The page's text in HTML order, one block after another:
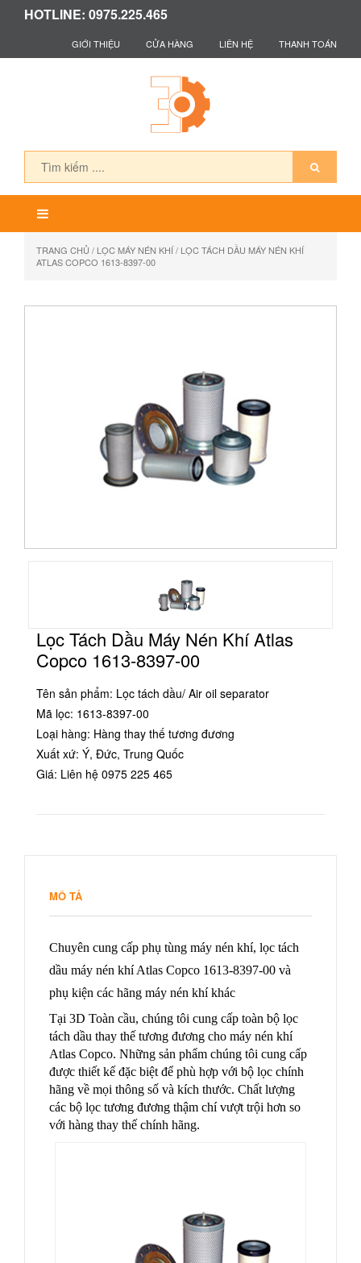
HOTLINE: 0975.225.465
GIỚI THIỆU CỬA HÀNG LIÊN HỆ THANH TOÁN
TRANG CHỦ / LỌC MÁY NÉN KHÍ/ LỌC TÁCH DẦU MÁY NÉN KHÍ
ATLAS COPCO 1613-8397-00
Lọc Tách Dầu Máy Nén Khí Atlas
Copco 1613-8397-00
Tên sản phẩm: Lọc tách dầu/ Air oil separator
Mã lọc: 1613-8397-00
Loại hàng: Hàng thay thế tương đương
Xuất xứ: Ý, Đức, Trung Quốc
Giá: Liên hệ 0975 225 465
MÔ TẢ
Chuyên cung cấp phụ tùng máy nén khí, lọc tách
dầu máy nén khí Atlas Copco 1613-8397-00 và
phụ kiện các hãng máy nén khí khác
Tại 3D Toàn cầu, chúng tôi cung cấp toàn bộ lọc
tách dầu thay thế tương đương cho máy nén khí
Atlas Copco. Những sản phẩm chúng tôi cung cấp
được thiết kế đặc biệt để phù hợp với bộ lọc chính
hãng về mọi thông số và kích thước. Chất lượng
các bộ lọc tương đương thậm chí vượt trội hơn so
với hàng thay thế chính hãng.